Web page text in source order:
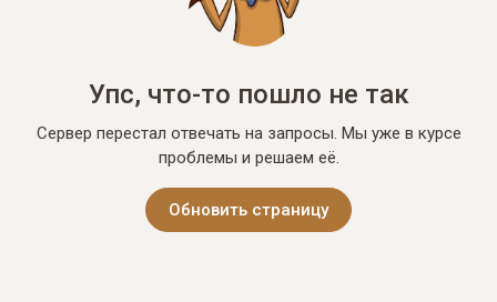
Упс, что-то пошло не так
Сервер перестал отвечать на запросы. Мы уже в курсе
проблемы и решаем её.
Обновить страницу